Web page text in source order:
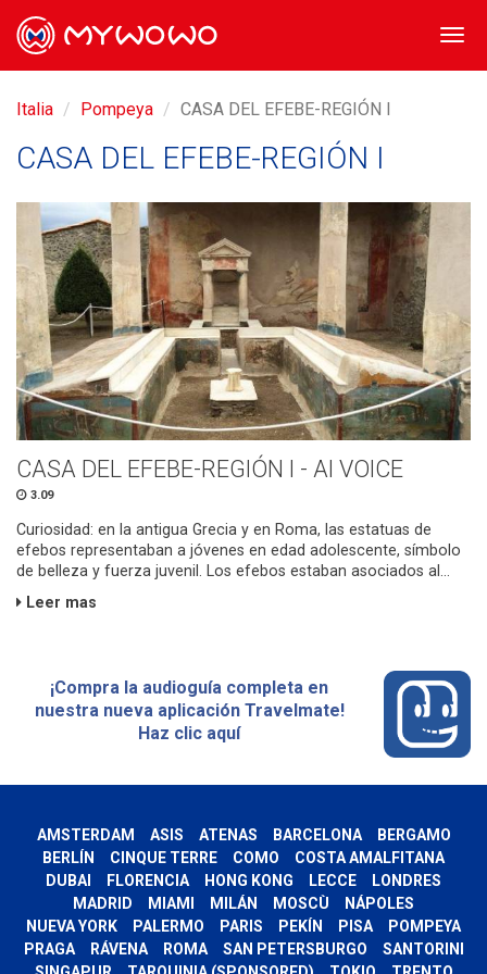
Italia Pompeya CASA DEL EFEBE-REGIÓN I
CASA DEL EFEBE-REGIÓN I
CASA DEL EFEBE-REGIÓN I - AI VOICE
3.09
Curiosidad: en la antigua Grecia y en Roma, las estatuas de
efebos representaban a jóvenes en edad adolescente, símbolo
de belleza y fuerza juvenil. Los efebos estaban asociados al...
Leer mas
¡Compra la audioguía completa en
nuestra nueva aplicación Travelmate!
Haz clic aquí
AMSTERDAM ASIS ATENAS BARCELONA
BERGAMO
BERLÍN
CINQUE TERRE COMO
COSTA AMALFITANA
DUBAI
FLORENCIA HONG KONG LECCE
LONDRES
MADRID
MIAMI MILÁN MOSCÙ
NÁPOLES
NUEVA YORK
PALERMO PARIS PEKÍN PISA
POMPEYA
PRAGA
RÁVENA ROMA SAN PETERSBURGO
SANTORINI